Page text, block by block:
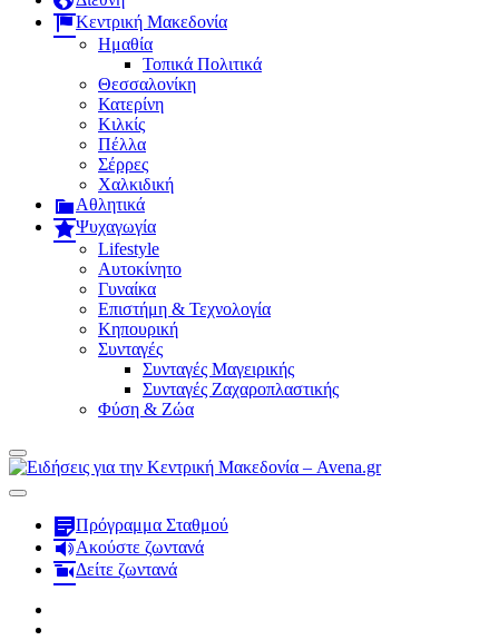
Κεντρική Μακεδονία
Ημαθία
Τοπικά Πολιτικά
Θεσσαλονίκη
Κατερίνη
Κιλκίς
Πέλλα
Σέρρες
Χαλκιδική
Αθλητικά
Ψυχαγωγία
Lifestyle
Αυτοκίνητο
Γυναίκα
Επιστήμη & Τεχνολογία
Κηπουρική
Συνταγές
Συνταγές Μαγειρικής
Συνταγές Ζαχαροπλαστικής
Φύση & Ζώα
Πρόγραμμα Σταθμού
Ακούστε ζωντανά
Δείτε ζωντανά